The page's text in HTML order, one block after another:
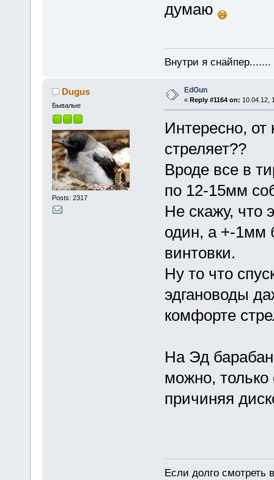
думаю
Внутри я
Dugus
Бывалые
Posts: 2317
EdGun
« Reply #1164 on: 10.04.12,
Интересно,
стреляет??
Вроде все в
по 12-15мм
Не скажу, что
один, а +-1мм
винтовки.
Ну то что
эдгановоды
комфорте
На Эд
можно,
причиняя
Если долго смотреть